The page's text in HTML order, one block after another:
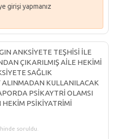
girişi yapmanız
ANKSİYETE TEŞHİSİ İLE
ÇIKARILMIŞ AİLE HEKİMİ
SAĞLIK
KULLANILACAK
PSİKAYTRİ OLAMSI
HEKİM PSİKİYATRİMİ
soruldu.